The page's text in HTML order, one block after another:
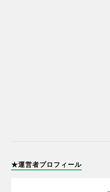
★運営者プロフィール